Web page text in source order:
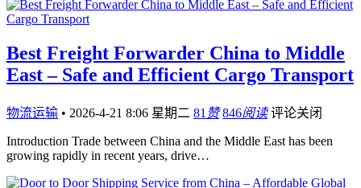
Best Freight Forwarder China to Middle
East – Safe and Efficient Cargo Transport
物流运输 • 2026-4-21 8:06 星期二 81 赞 846阅读 评论关闭
Introduction Trade between China and the Middle East has been
growing rapidly in recent years, drive…